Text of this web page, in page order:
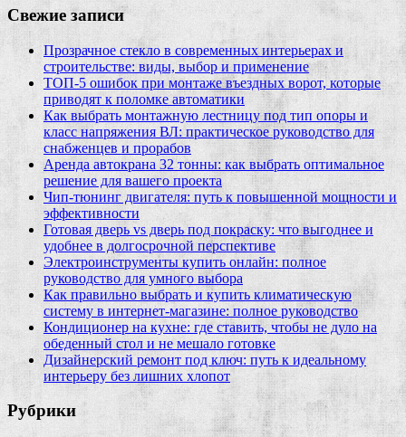
Свежие записи
Прозрачное стекло в современных интерьерах и
строительстве: виды, выбор и применение
ТОП-5 ошибок при монтаже въездных ворот, которые
приводят к поломке автоматики
Как выбрать монтажную лестницу под тип опоры и
класс напряжения ВЛ: практическое руководство для
снабженцев и прорабов
Аренда автокрана 32 тонны: как выбрать оптимальное
решение для вашего проекта
Чип‑тюнинг двигателя: путь к повышенной мощности и
эффективности
Готовая дверь vs дверь под покраску: что выгоднее и
удобнее в долгосрочной перспективе
Электроинструменты купить онлайн: полное
руководство для умного выбора
Как правильно выбрать и купить климатическую
систему в интернет‑магазине: полное руководство
Кондиционер на кухне: где ставить, чтобы не дуло на
обеденный стол и не мешало готовке
Дизайнерский ремонт под ключ: путь к идеальному
интерьеру без лишних хлопот
Рубрики